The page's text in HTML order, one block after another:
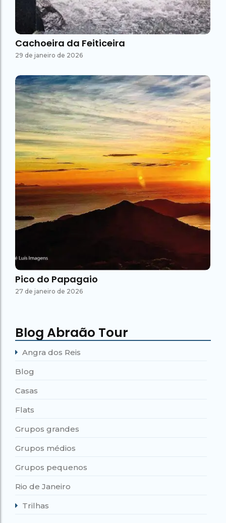
Cachoeira da Feiticeira
29 de janeiro de 2026
Pico do Papagaio
27 de janeiro de 2026
Blog Abraão Tour
Angra dos Reis
Blog
Casas
Flats
Grupos grandes
Grupos médios
Grupos pequenos
Rio de Janeiro
Trilhas